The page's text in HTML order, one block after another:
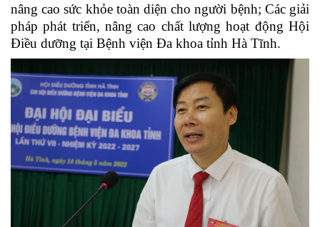
nâng cao sức khỏe toàn diện cho người bệnh; Các giải
pháp phát triển, nâng cao chất lượng hoạt động Hội
Điều dưỡng tại Bệnh viện Đa khoa tỉnh Hà Tĩnh.